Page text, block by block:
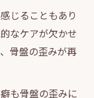
じることもあり
なケアが欠かせ
骨盤の歪みが再
も骨盤の歪みに